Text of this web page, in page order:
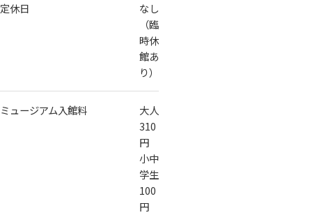
定休日
なし
（臨
時休
館あ
り）
ミュージアム入館料
大人
310
円
小中
学生
100
円